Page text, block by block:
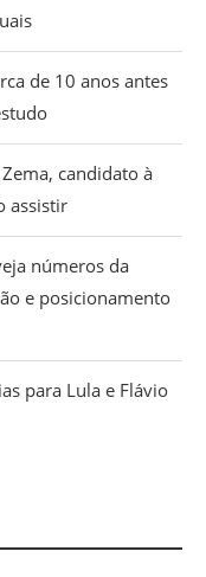
de 10 anos antes
candidato à
assistir
números da
e posicionamento
para Lula e Flávio